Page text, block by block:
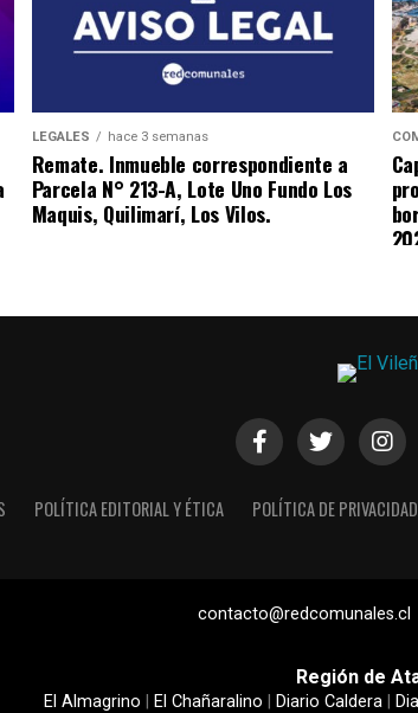
LEGALES hace 3 semanas
Remate. Inmueble correspondiente a
Parcela N° 213-A, Lote Uno Fundo Los
Maquis, Quilimarí, Los Vilos.
POLÍTICA EDITORIAL Y ÉTICA POLÍTICA DE PRIVACIDAD
Región de
El Almagrino El Chañaralino Diario Caldera